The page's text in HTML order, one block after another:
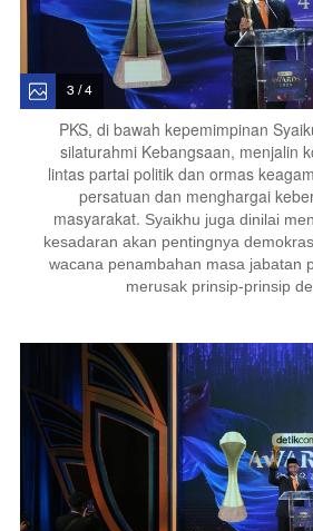
3 / 4
PKS, di bawah kepemimpinan
silaturahmi Kebangsaan, menjalin
lintas partai politik dan ormas
persatuan dan menghargai
masyarakat. Syaikhu juga dinilai
kesadaran akan pentingnya
wacana penambahan masa jabatan
merusak prinsip-prinsip